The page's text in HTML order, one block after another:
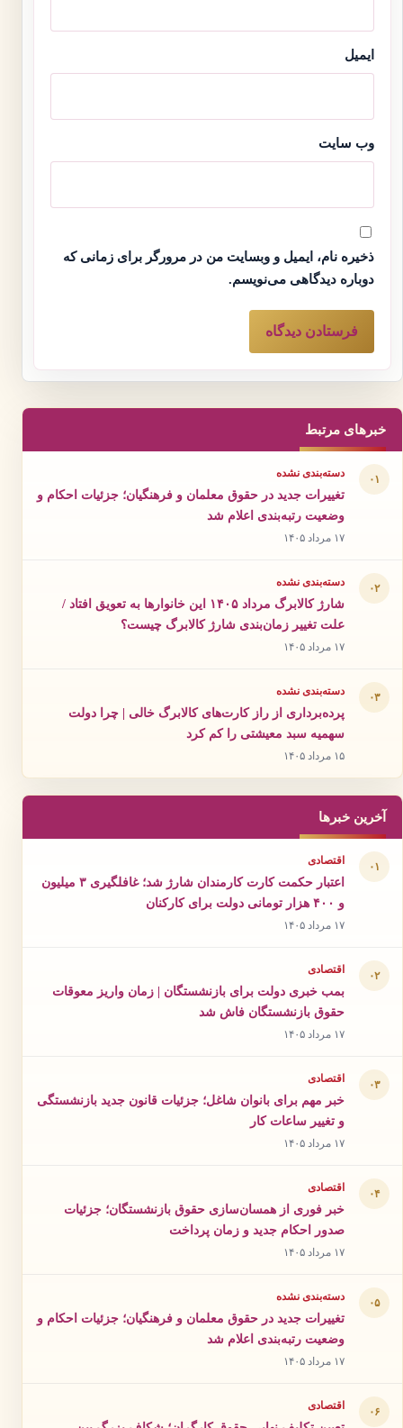
ایمیل
وب‌ سایت
ذخیره نام، ایمیل و وبسایت من در مرورگر برای زمانی که
دوباره دیدگاهی می‌نویسم.
خبرهای مرتبط
۰۱ دسته‌بندی نشده
تغییرات جدید در حقوق معلمان و فرهنگیان؛ جزئیات احکام و
وضعیت رتبه‌بندی اعلام شد
۱۷ مرداد ۱۴۰۵
۰۲ دسته‌بندی نشده
شارژ کالابرگ مرداد ۱۴۰۵ این خانوارها به تعویق افتاد /
علت تغییر زمان‌بندی شارژ کالابرگ چیست؟
۱۷ مرداد ۱۴۰۵
۰۳ دسته‌بندی نشده
پرده‌برداری از راز کارت‌های کالابرگ خالی | چرا دولت
سهمیه سبد معیشتی را کم کرد
۱۵ مرداد ۱۴۰۵
آخرین خبرها
۰۱ اقتصادی
اعتبار حکمت کارت کارمندان شارژ شد؛ غافلگیری ۳ میلیون
و ۴۰۰ هزار تومانی دولت برای کارکنان
۱۷ مرداد ۱۴۰۵
۰۲ اقتصادی
بمب خبری دولت برای بازنشستگان | زمان واریز معوقات
حقوق بازنشستگان فاش شد
۱۷ مرداد ۱۴۰۵
۰۳ اقتصادی
خبر مهم برای بانوان شاغل؛ جزئیات قانون جدید بازنشستگی
و تغییر ساعات کار
۱۷ مرداد ۱۴۰۵
۰۴ اقتصادی
خبر فوری از همسان‌سازی حقوق بازنشستگان؛ جزئیات
صدور احکام جدید و زمان پرداخت
۱۷ مرداد ۱۴۰۵
۰۵ دسته‌بندی نشده
تغییرات جدید در حقوق معلمان و فرهنگیان؛ جزئیات احکام و
وضعیت رتبه‌بندی اعلام شد
۱۷ مرداد ۱۴۰۵
۰۶ اقتصادی